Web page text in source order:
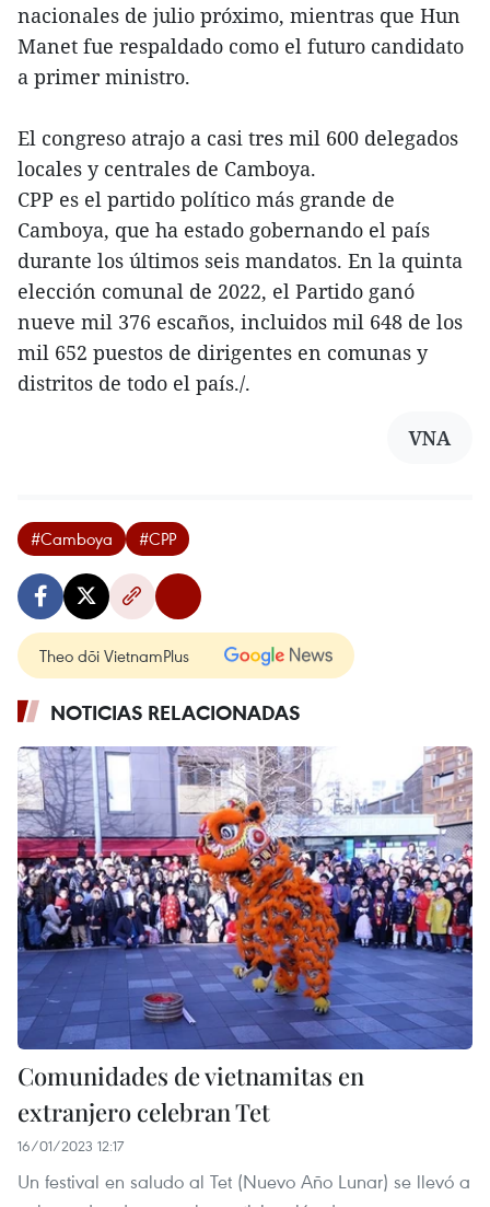
nacionales de julio próximo, mientras que Hun
Manet fue respaldado como el futuro candidato
a primer ministro.
El congreso atrajo a casi tres mil 600 delegados
locales y centrales de Camboya.
CPP es el partido político más grande de
Camboya, que ha estado gobernando el país
durante los últimos seis mandatos. En la quinta
elección comunal de 2022, el Partido ganó
nueve mil 376 escaños, incluidos mil 648 de los
mil 652 puestos de dirigentes en comunas y
distritos de todo el país./.
VNA
#Camboya #CPP
Theo dõi VietnamPlus
NOTICIAS RELACIONADAS
Comunidades de vietnamitas en
extranjero celebran Tet
16/01/2023 12:17
Un festival en saludo al Tet (Nuevo Año Lunar) se llevó a